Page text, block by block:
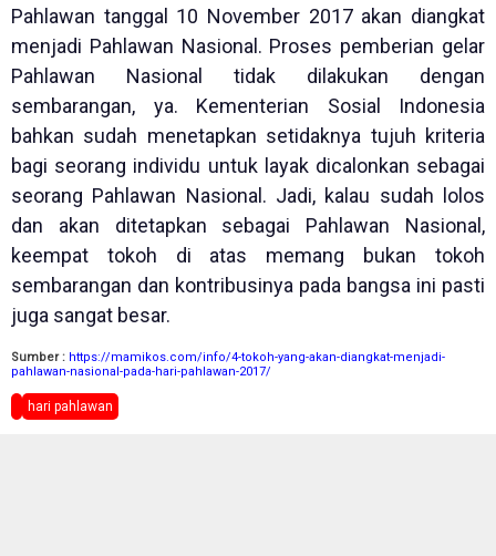
Pahlawan tanggal 10 November 2017 akan diangkat
menjadi Pahlawan Nasional. Proses pemberian gelar
Pahlawan Nasional tidak dilakukan dengan
sembarangan, ya. Kementerian Sosial Indonesia
bahkan sudah menetapkan setidaknya tujuh kriteria
bagi seorang individu untuk layak dicalonkan sebagai
seorang Pahlawan Nasional. Jadi, kalau sudah lolos
dan akan ditetapkan sebagai Pahlawan Nasional,
keempat tokoh di atas memang bukan tokoh
sembarangan dan kontribusinya pada bangsa ini pasti
juga sangat besar.
Sumber : https://mamikos.com/info/4-tokoh-yang-akan-diangkat-menjadi-
pahlawan-nasional-pada-hari-pahlawan-2017/
hari pahlawan